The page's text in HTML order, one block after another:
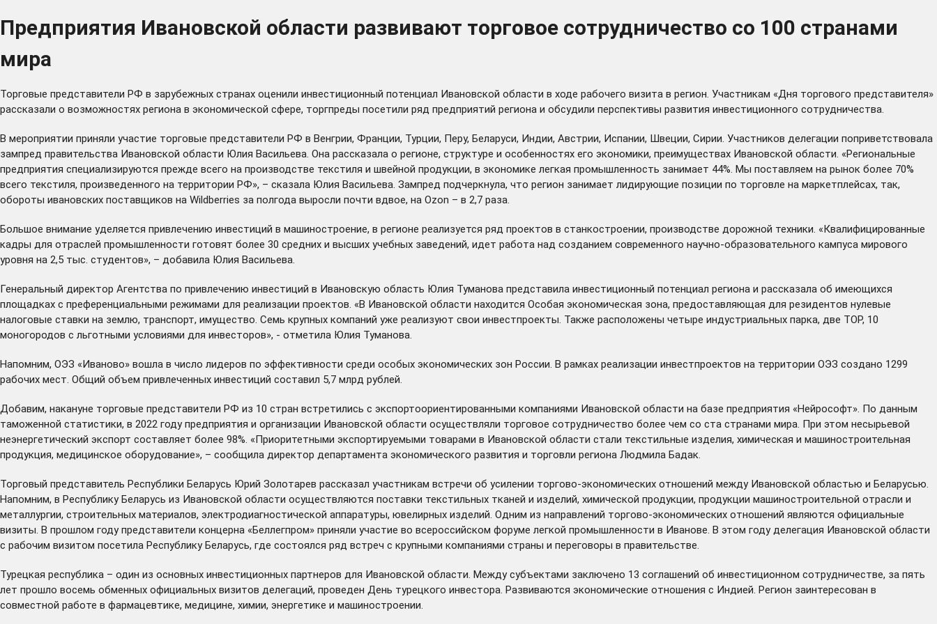
Предприятия Ивановской области развивают торговое сотрудничество со 100 странами
мира
Торговые представители РФ в зарубежных странах оценили инвестиционный потенциал Ивановской области в ходе рабочего визита в регион. Участникам «Дня торгового представителя»
рассказали о возможностях региона в экономической сфере, торгпреды посетили ряд предприятий региона и обсудили перспективы развития инвестиционного сотрудничества.
В мероприятии приняли участие торговые представители РФ в Венгрии, Франции, Турции, Перу, Беларуси, Индии, Австрии, Испании, Швеции, Сирии. Участников делегации поприветствовала
зампред правительства Ивановской области Юлия Васильева. Она рассказала о регионе, структуре и особенностях его экономики, преимуществах Ивановской области. «Региональные
предприятия специализируются прежде всего на производстве текстиля и швейной продукции, в экономике легкая промышленность занимает 44%. Мы поставляем на рынок более 70%
всего текстиля, произведенного на территории РФ», – сказала Юлия Васильева. Зампред подчеркнула, что регион занимает лидирующие позиции по торговле на маркетплейсах, так,
обороты ивановских поставщиков на Wildberries за полгода выросли почти вдвое, на Ozon – в 2,7 раза.
Большое внимание уделяется привлечению инвестиций в машиностроение, в регионе реализуется ряд проектов в станкостроении, производстве дорожной техники. «Квалифицированные
кадры для отраслей промышленности готовят более 30 средних и высших учебных заведений, идет работа над созданием современного научно-образовательного кампуса мирового
уровня на 2,5 тыс. студентов», – добавила Юлия Васильева.
Генеральный директор Агентства по привлечению инвестиций в Ивановскую область Юлия Туманова представила инвестиционный потенциал региона и рассказала об имеющихся
площадках с преференциальными режимами для реализации проектов. «В Ивановской области находится Особая экономическая зона, предоставляющая для резидентов нулевые
налоговые ставки на землю, транспорт, имущество. Семь крупных компаний уже реализуют свои инвестпроекты. Также расположены четыре индустриальных парка, две ТОР, 10
моногородов с льготными условиями для инвесторов», - отметила Юлия Туманова.
Напомним, ОЭЗ «Иваново» вошла в число лидеров по эффективности среди особых экономических зон России. В рамках реализации инвестпроектов на территории ОЭЗ создано 1299
рабочих мест. Общий объем привлеченных инвестиций составил 5,7 млрд рублей.
Добавим, накануне торговые представители РФ из 10 стран встретились с экспортоориентированными компаниями Ивановской области на базе предприятия «Нейрософт». По данным
таможенной статистики, в 2022 году предприятия и организации Ивановской области осуществляли торговое сотрудничество более чем со ста странами мира. При этом несырьевой
неэнергетический экспорт составляет более 98%. «Приоритетными экспортируемыми товарами в Ивановской области стали текстильные изделия, химическая и машиностроительная
продукция, медицинское оборудование», – сообщила директор департамента экономического развития и торговли региона Людмила Бадак.
Торговый представитель Республики Беларусь Юрий Золотарев рассказал участникам встречи об усилении торгово-экономических отношений между Ивановской областью и Беларусью.
Напомним, в Республику Беларусь из Ивановской области осуществляются поставки текстильных тканей и изделий, химической продукции, продукции машиностроительной отрасли и
металлургии, строительных материалов, электродиагностической аппаратуры, ювелирных изделий. Одним из направлений торгово-экономических отношений являются официальные
визиты. В прошлом году представители концерна «Беллегпром» приняли участие во всероссийском форуме легкой промышленности в Иванове. В этом году делегация Ивановской области
с рабочим визитом посетила Республику Беларусь, где состоялся ряд встреч с крупными компаниями страны и переговоры в правительстве.
Турецкая республика – один из основных инвестиционных партнеров для Ивановской области. Между субъектами заключено 13 соглашений об инвестиционном сотрудничестве, за пять
лет прошло восемь обменных официальных визитов делегаций, проведен День турецкого инвестора. Развиваются экономические отношения с Индией. Регион заинтересован в
совместной работе в фармацевтике, медицине, химии, энергетике и машиностроении.